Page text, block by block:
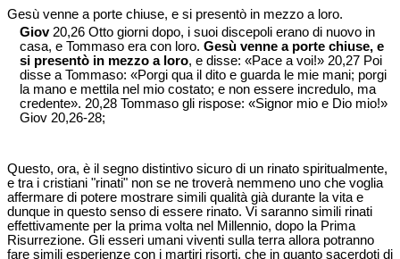
Gesù venne a porte chiuse, e si presentò in mezzo a loro.
Giov20,26 Otto giorni dopo, i suoi discepoli erano di nuovo in
casa, e Tommaso era con loro. Gesù venne a porte chiuse, e
si presentò in mezzo a loro, e disse: «Pace a voi!» 20,27 Poi
disse a Tommaso: «Porgi qua il dito e guarda le mie mani; porgi
la mano e mettila nel mio costato; e non essere incredulo, ma
credente». 20,28 Tommaso gli rispose: «Signor mio e Dio mio!»
Giov 20,26-28;
Questo, ora, è il segno distintivo sicuro di un rinato spiritualmente,
e tra i cristiani "rinati" non se ne troverà nemmeno uno che voglia
affermare di potere mostrare simili qualità già durante la vita e
dunque in questo senso di essere rinato. Vi saranno simili rinati
effettivamente per la prima volta nel Millennio, dopo la Prima
Risurrezione. Gli esseri umani viventi sulla terra allora potranno
fare simili esperienze con i martiri risorti, che in quanto sacerdoti di